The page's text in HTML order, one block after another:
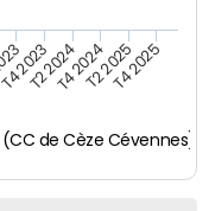
de Cèze Cévennes)
T4 2023T2 2024T4 2024T2 2025T4 2025